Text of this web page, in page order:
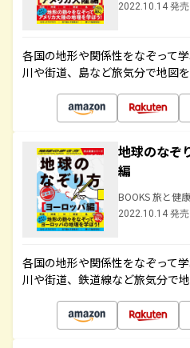
2022.10.14 発売
各国の地形や関係性をなぞって
川や街道、島など旅気分で地図
地球のな
編
BOOKS 旅と健康
2022.10.14 発売
各国の地形や関係性をなぞって
川や街道、鉄道線など旅気分で